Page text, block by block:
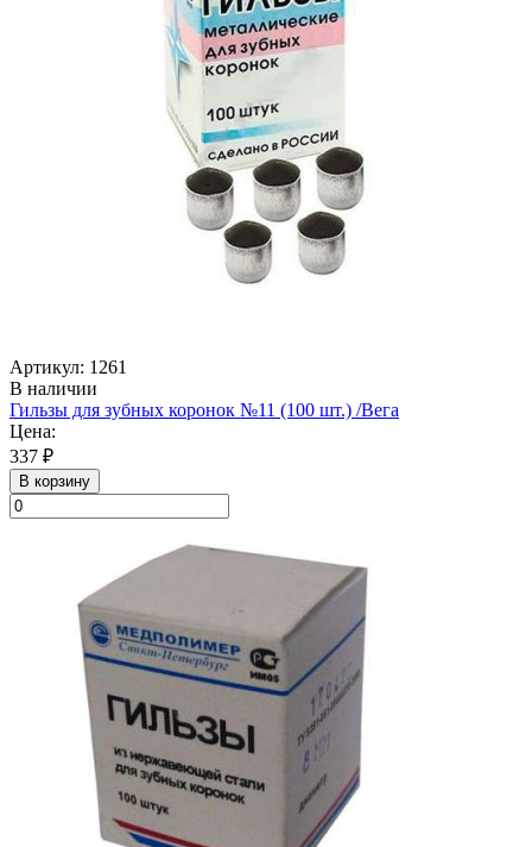
Артикул: 1261
В наличии
Гильзы для зубных коронок №11 (100 шт.) /Вега
Цена:
337 ₽
В корзину